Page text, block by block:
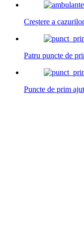
Creștere a
Patru puncte de
Puncte de prim